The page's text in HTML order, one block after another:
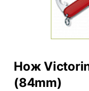
Нож
(84mm)